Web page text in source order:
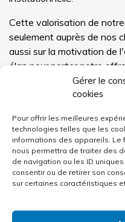
Gérer le
cookies
Pour offrir les meilleures
technologies telles que les
informations des appareils. Le
nous permettra de traiter des
de navigation ou les ID
consentir ou de retirer son
sur certaines caractéristiques
Cette valorisation de
seulement auprès de nos
aussi sur la motivation de
élan pour porter notre offre.
expertise marketing,
surtout sa plume.»
Lire d'autres